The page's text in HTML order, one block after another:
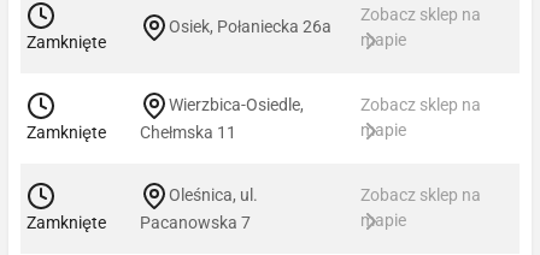
Zamknięte
Osiek, Połaniecka 26a
Zobacz sklep na
mapie
Zamknięte
Wierzbica-Osiedle,
Chełmska 11
Zobacz sklep na
mapie
Zamknięte
Oleśnica, ul.
Pacanowska 7
Zobacz sklep na
mapie